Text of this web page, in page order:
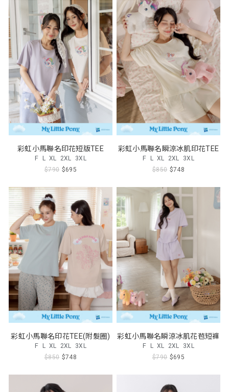
彩虹小馬聯名印花短版TEE
F L XL 2XL 3XL
$790 $695
彩虹小馬聯名瞬涼冰肌印花TEE
F L XL 2XL 3XL
$850 $748
彩虹小馬聯名印花TEE(附髮圈)
F L XL 2XL 3XL
$850 $748
彩虹小馬聯名瞬涼冰肌花苞短褲
F L XL 2XL 3XL
$790 $695